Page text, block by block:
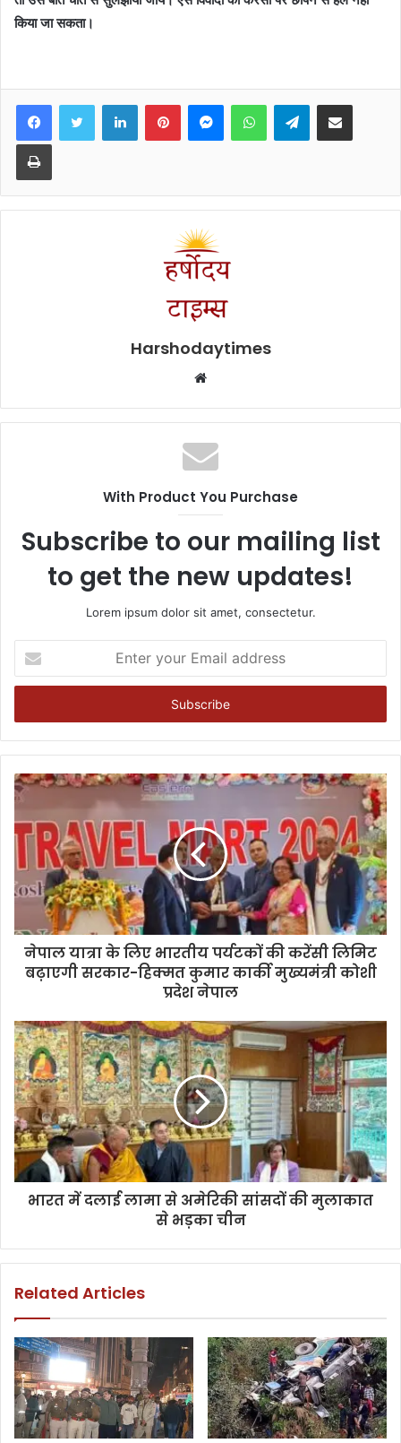
किया जा सकता।
FacebookTwitter LinkedInPinterestMessengerWhatsAppTelegramShare via Email
Print
Harshodaytimes
Website
With Product You Purchase
Subscribe to our mailing list
to get the new updates!
Lorem ipsum dolor sit amet, consectetur.
your
Email
नेपाल यात्रा के लिए भारतीय पर्यटकों की करेंसी लिमिट
बढ़ाएगी सरकार-हिक्मत कुमार कार्की मुख्यमंत्री कोशी
प्रदेश नेपाल
भारत में दलाई लामा से अमेरिकी सांसदों की मुलाकात
से भड़का चीन
Related Articles